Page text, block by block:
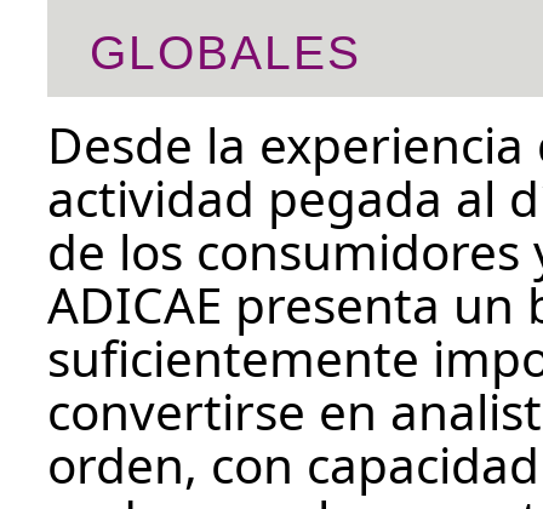
globales
Desde la
actividad pegada al
de los consumidores
ADICAE presenta un
suficientemente
convertirse en
orden, con